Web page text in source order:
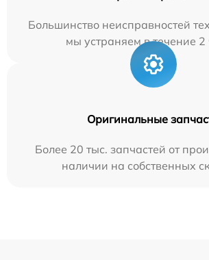
Большинство неисправностей
мы устраняем в течение 2
Оригинальные
Более 20 тыс. запчастей от
наличии на собственных